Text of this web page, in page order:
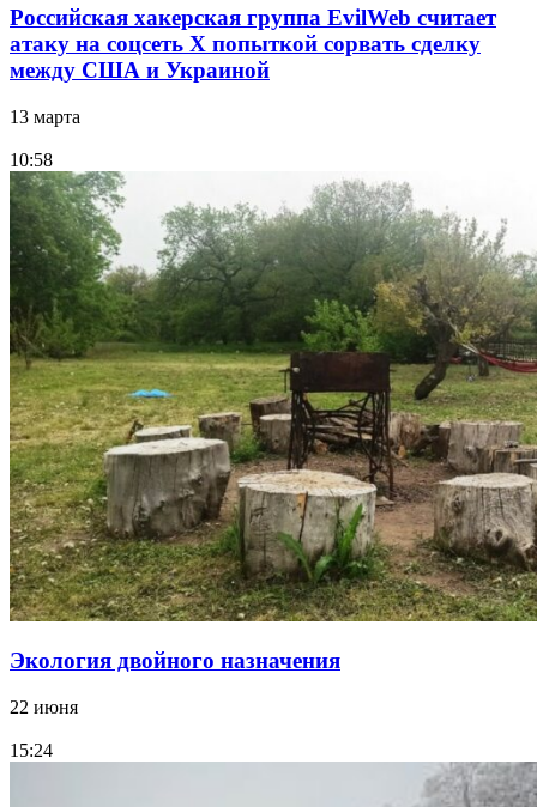
Российская хакерская группа EvilWeb считает
атаку на соцсеть Х попыткой сорвать сделку
между США и Украиной
13 марта
10:58
Экология двойного назначения
22 июня
15:24